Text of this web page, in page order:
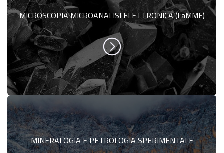
MICROSCOPIA MICROANALISI ELETTRONICA (LaMME)
MINERALOGIA E PETROLOGIA SPERIMENTALE